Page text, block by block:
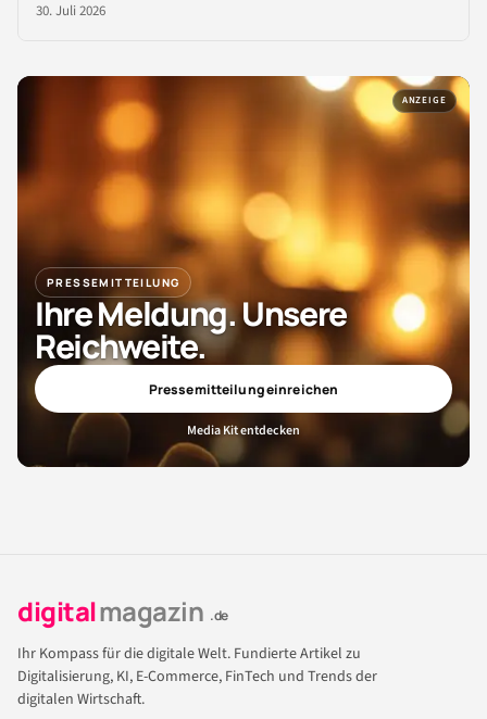
30. Juli 2026
ANZEIGE
PRESSEMITTEILUNG
Ihre Meldung. Unsere
Reichweite.
Pressemitteilung einreichen
Media Kit entdecken
digitalmagazin .de
Ihr Kompass für die digitale Welt. Fundierte Artikel zu
Digitalisierung, KI, E-Commerce, FinTech und Trends der
digitalen Wirtschaft.